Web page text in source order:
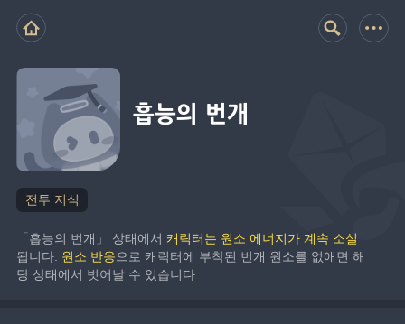
흡능의 번개
전투 지식
「흡능의 번개」 상태에서 캐릭터는 원소 에너지가 계속 소실
됩니다. 원소 반응으로 캐릭터에 부착된 번개 원소를 없애면 해
당 상태에서 벗어날 수 있습니다